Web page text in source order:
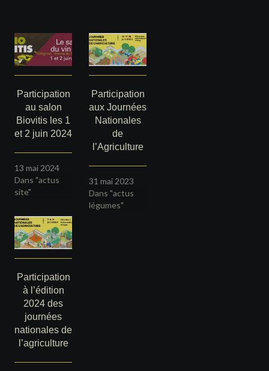
Participation
au salon
Biovitis les 1
et 2 juin 2024
13 mai 2024
Dans "actus
site"
Participation
aux Journées
Nationales
de
l’Agriculture
31 mai 2023
Dans "actus
légumes"
Participation
à l’édition
2024 des
journées
nationales de
l’agriculture